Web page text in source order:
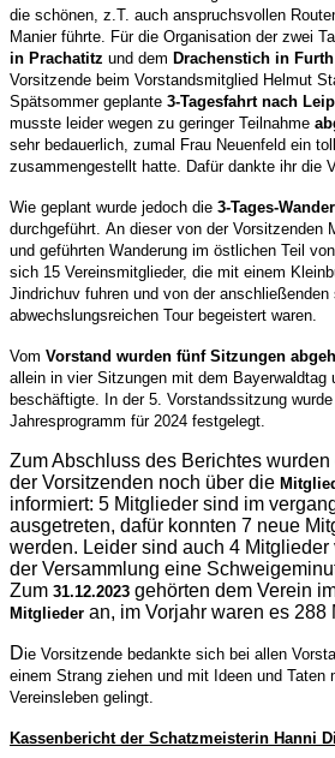
die schönen, z.T. auch anspruchsvollen
Manier führte. Für die Organisation der zwei
in Prachatitz und dem Drachenstich in
Vorsitzende beim Vorstandsmitglied Helmut
Spätsommer geplante 3-Tagesfahrt nach
musste leider wegen zu geringer Teilnahme
sehr bedauerlich, zumal Frau Neuenfeld ein
zusammengestellt hatte. Dafür dankte ihr die
Wie geplant wurde jedoch die 3-Tages-
durchgeführt. An dieser von der Vorsitzenden
und geführten Wanderung im östlichen Teil
sich 15 Vereinsmitglieder, die mit einem
Jindrichuv fuhren und von der anschließenden
abwechslungsreichen Tour begeistert waren.
Vom Vorstand wurden fünf Sitzungen
allein in vier Sitzungen mit dem Bayerwaldtag
beschäftigte. In der 5. Vorstandssitzung
Jahresprogramm für 2024 festgelegt.
Zum Abschluss des Berichtes
der Vorsitzenden noch über die
informiert: 5 Mitglieder sind im
ausgetreten, dafür konnten 7 neue
werden. Leider sind auch 4 Mitglieder
der Versammlung eine
Zum 31.12.2023 gehörten dem Verein
Mitglieder an, im Vorjahr waren es 288
Die Vorsitzende bedankte sich bei allen
einem Strang ziehen und mit Ideen und Taten
Vereinsleben gelingt.
Kassenbericht der Schatzmeisterin Hanni